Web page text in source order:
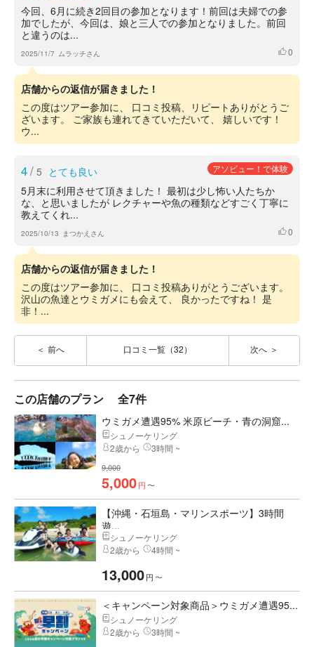
今回、6月に続き2回目の参加となります！前回は夫婦での参
加でしたが、今回は、娘と三人での参加となりました。前回
と違うのは...
2025/11/7 ムラッチさん いいね
0
店舗からの返信が届きました！
この度はツアー参加に、 口コミ投稿、リピートありがとうご
ざいます。 ご家族も連れてきていただいて、 嬉しいです！
ウ...
4/ 5 とても良い アソビュー！で体験
5月末に利用させて頂きました！ 最初は少し怖い人たちか
な、と思いましたが レクチャーや魚の種類などすごく丁寧に
教えてくれ...
2025/10/13 まつかえさん いいね
0
店舗からの返信が届きました！
この度はツアー参加に、 口コミ投稿ありがとうございます。
沢山の魚達とウミガメにも会えて、 良かったですね！ 是
非！...
前へ 口コミ一覧（32） 次へ
この店舗のプラン 全7件
ウミガメ遭遇95% 米原ビーチ・青の洞窟...
シュノーケリング
2歳から
3時間 ~
9,000
5,000円 〜
【沖縄・石垣島・マリンスポーツ】3時間
遊...
シュノーケリング
2歳から
4時間 ~
13,000円 〜
＜キャンペーン対象商品＞ウミガメ遭遇95...
シュノーケリング
2歳から
3時間 ~